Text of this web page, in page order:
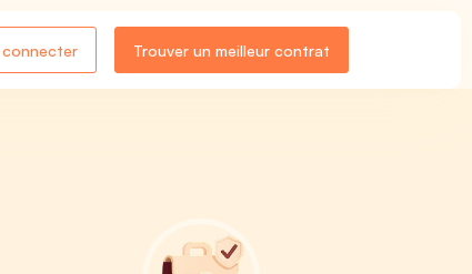
connecter Trouver un meilleur contrat